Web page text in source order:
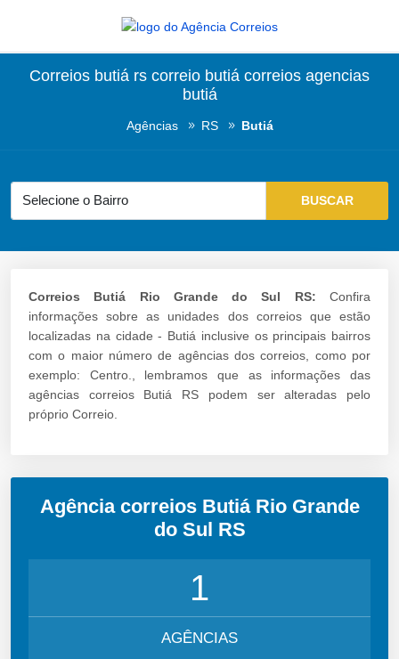
Correios butiá rs correio butiá correios agencias
butiá
Agências RS Butiá
Correios Butiá Rio Grande do Sul RS: Confira
informações sobre as unidades dos correios que estão
localizadas na cidade - Butiá inclusive os principais bairros
com o maior número de agências dos correios, como por
exemplo: Centro., lembramos que as informações das
agências correios Butiá RS podem ser alteradas pelo
próprio Correio.
Agência correios Butiá Rio Grande
do Sul RS
1
AGÊNCIAS